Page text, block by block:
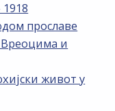
прославе
Вреоцима и
живот у